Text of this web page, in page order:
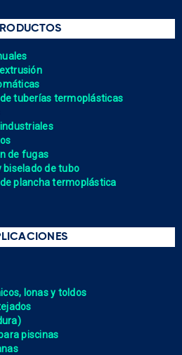
tuberías termoplásticas
de fugas
biselado de tubo
plancha termoplástica
lonas y toldos
piscinas